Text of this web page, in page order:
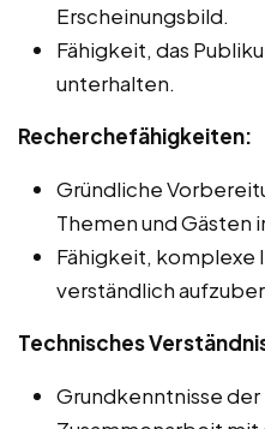
Erscheinungsbild.
Fähigkeit, das
unterhalten.
Recherchefähigkeiten:
Gründliche
Themen und Gästen
Fähigkeit, komplexe
verständlich
Technisches
Grundkenntnisse